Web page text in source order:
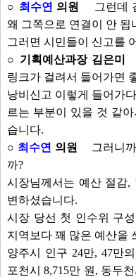
○ 최수연 의원
그런데
왜 그쪽으로 연결이 안 됩
그러면 시민들이 신고를
○ 기획예산과장 김은미
링크가 걸려서 들어가면
낭비신고 이렇게 들어가
르는 부분이 있을 것 같
습니다.
○ 최수연 의원
그러니
까?
시장님께서는 예산 절감
변하셨습니다.
시장 당선 첫 인수위 구
지역보다 꽤 많은 예산을
양주시 인구 24만, 47만
포천시 8,715만 원, 동두